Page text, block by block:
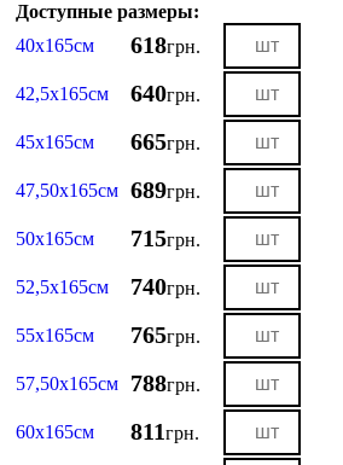
Доступные размеры:
40х165см
618грн.
42,5х165см 640грн.
45х165см 665грн.
47,50х165см 689грн.
50х165см 715грн.
52,5х165см 740грн.
55х165см 765грн.
57,50х165см 788грн.
60х165см 811грн.